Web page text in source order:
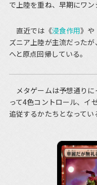
で上陸を重ね、早期にワン
直近では《浸食作用》や
ズニア上陸が主流だった
へと原点回帰している。
メタゲームは予想通りに
って4色コントロール、イ
追従するかたちとなってい